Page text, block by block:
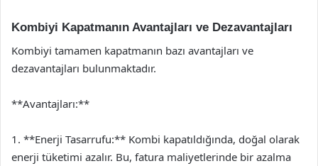
Kombiyi Kapatmanın Avantajları ve Dezavantajları
Kombiyi tamamen kapatmanın bazı avantajları ve
dezavantajları bulunmaktadır.
**Avantajları:**
1. **Enerji Tasarrufu:** Kombi kapatıldığında, doğal olarak
enerji tüketimi azalır. Bu, fatura maliyetlerinde bir azalma